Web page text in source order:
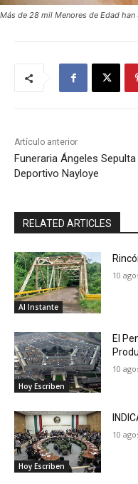
Más de 28 mil Menores de Edad han
Artículo anterior
Funeraria Ángeles Sepulta
Deportivo Nayloye
RELATED ARTICLES
Al Instante
10
Hoy Escriben
El
10
Hoy Escriben
10